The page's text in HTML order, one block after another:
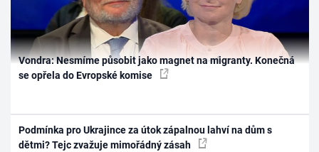
Vondra: Nesmíme působit jako magnet na migranty. Konečná
se opřela do Evropské komise
Podmínka pro Ukrajince za útok zápalnou lahví na dům s
dětmi? Tejc zvažuje mimořádný zásah